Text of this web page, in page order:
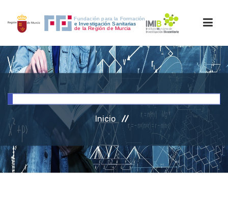
INICIO
INVESTIGACIÓN
RRHH
Inicio